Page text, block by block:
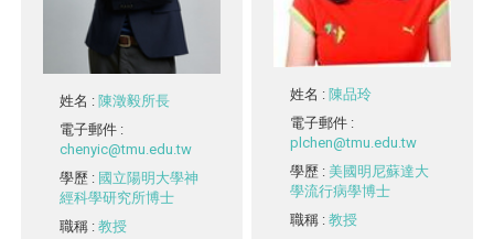
姓名 :陳澂毅所長
電子郵件 :
chenyic@tmu.edu.tw
學歷 : 國立陽明大學神
經科學研究所博士
職稱 :教授
姓名 : 陳品玲
電子郵件 :
plchen@tmu.edu.tw
學歷 : 美國明尼蘇達大
學流行病學博士
職稱 :教授